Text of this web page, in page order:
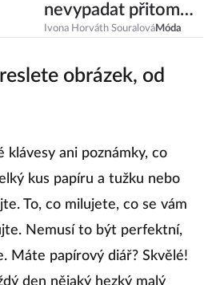
nevypadat přitom
lacině
Ivona Horváth SouralováMóda
obrázek, od
klávesy ani poznámky, co
kus papíru a tužku nebo
To, co milujete, co se vám
Nemusí to být perfektní,
Máte papírový diář? Skvělé!
den nějaký hezký malý